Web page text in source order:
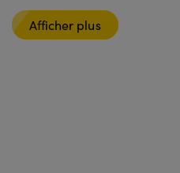
Afficher plus